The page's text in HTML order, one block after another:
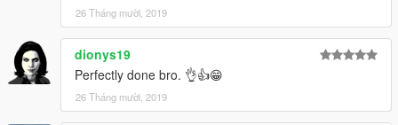
26 Tháng mười, 2019
dionys19
Perfectly done bro. 👌👍😁
26 Tháng mười, 2019